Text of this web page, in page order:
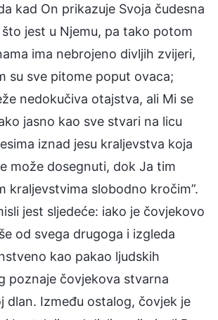
kad On prikazuje Svoja čudesna
jest u Njemu, pa tako potom
ima nebrojeno divljih zvijeri,
su sve pitome poput ovaca;
nedokučiva otajstva, ali Mi se
jasno kao sve stvari na licu
iznad jesu kraljevstva koja
može dosegnuti, dok Ja tim
kraljevstvima slobodno kročim”.
jest sljedeće: iako je čovjekovo
od svega drugoga i izgleda
kao pakao ljudskih
poznaje čovjekova stvarna
dlan. Između ostalog, čovjek je